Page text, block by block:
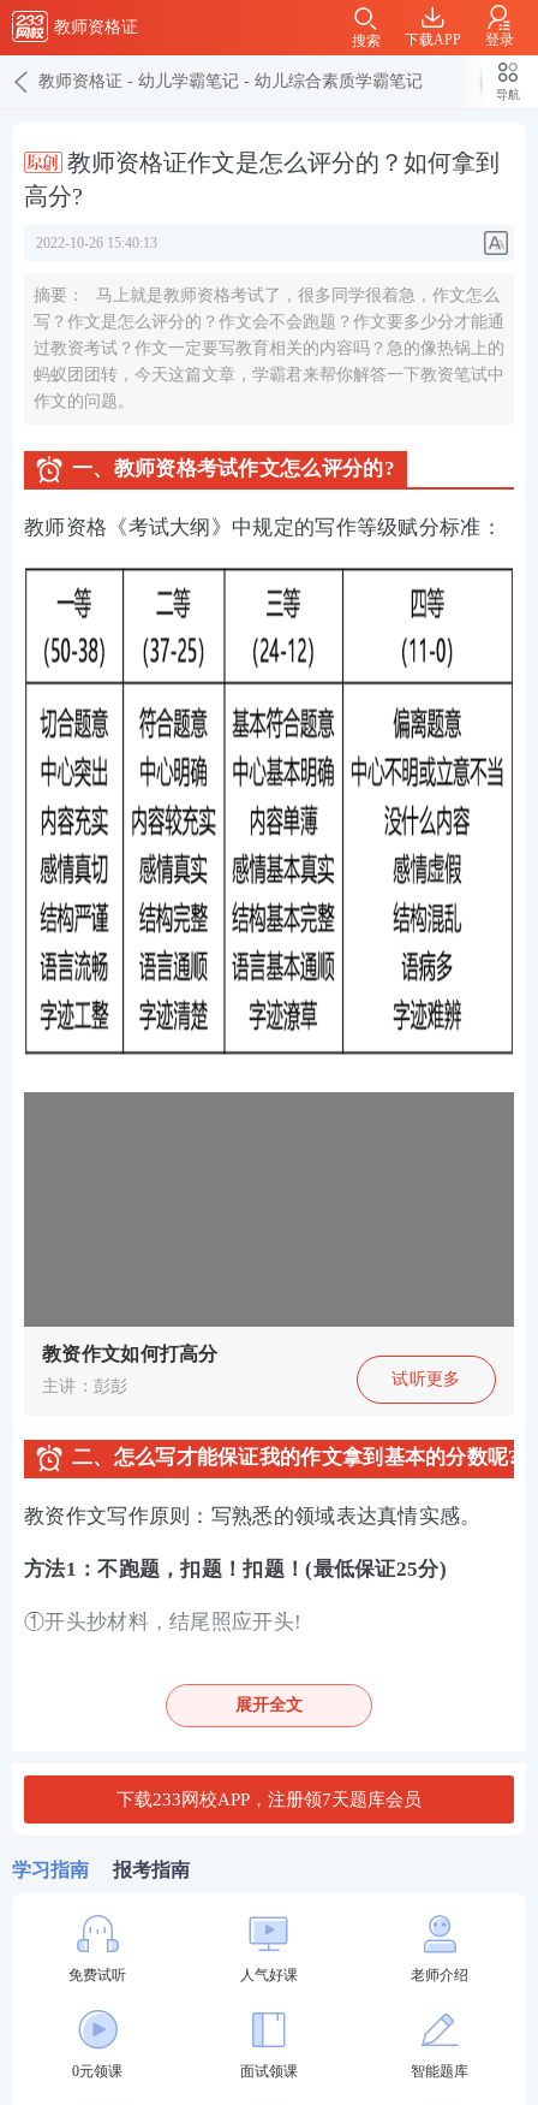
教师资格证
下载APP 登录
搜索
教师资格证 - 幼儿学霸笔记 - 幼儿综合素质学霸笔记
导航
教师资格证作文是怎么评分的？如何拿到
高分?
2022-10-26 15:40:13
摘要：
马上就是教师资格考试了，很多同学很着急，作文怎么
写？作文是怎么评分的？作文会不会跑题？作文要多少分才能通
过教资考试？作文一定要写教育相关的内容吗？急的像热锅上的
蚂蚁团团转，今天这篇文章，学霸君来帮你解答一下教资笔试中
作文的问题。
一、教师资格考试作文怎么评分的?
教师资格《考试大纲》中规定的写作等级赋分标准：
教资作文如何打高分
主讲：彭彭 试听更多
二、怎么写才能保证我的作文拿到基本的分数呢?
教资作文写作原则：写熟悉的领域表达真情实感。
方法1：不跑题，扣题！扣题！(最低保证25分)
①开头抄材料，结尾照应开头!
方法2：围绕材料把道理说明白，适当举例分析。(保
方法3：深刻，有亮点。(40—50分)
三、怎么写作文才能拿到更高的分数呢?
【青铜段位】
➣ 大量阅读选入初、高中语文教材的经典议论文;
➣ 学习文章结构，学习论证思路;
展开全文
下载233网校APP，注册领7天题库会员
学习指南 报考指南
免费试听 人气好课 老师介绍
0元领课 面试领课 智能题库